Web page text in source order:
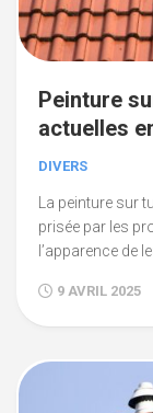
Peinture
actuelles
DIVERS
La peinture sur
prisée par les
l’apparence de
9 AVRIL 2025